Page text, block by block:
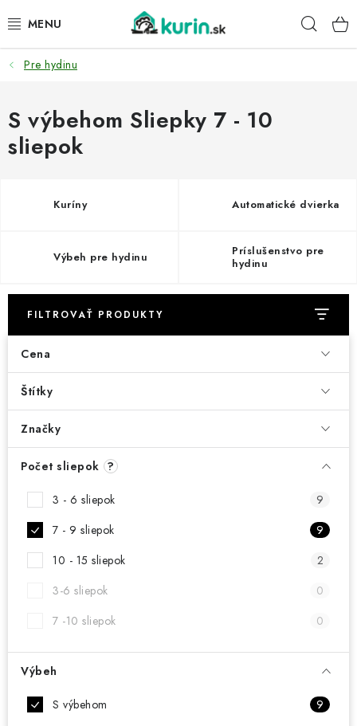
na
PRE HYDINU
PRE PSY
PRE ZAJACE
PRE VTÁKY
DARČEKOVÝ POUKAZ
Hodnotenie obchodu
Vrátenie, výmena tovaru
Pravidlá súťaží na Facebooku
Pre hydinu
S výbehom Sliepky 7 - 10
sliepok
Kuríny Automatické dvierka
Výbeh pre hydinu
Príslušenstvo pre
hydinu
FILTROVAŤ PRODUKTY
Cena
Štítky
Značky
Počet sliepok ?
3 - 6 sliepok
9
7 - 9 sliepok
9
10 - 15 sliepok
2
3-6 sliepok
0
7 -10 sliepok
0
Výbeh
S výbehom
9